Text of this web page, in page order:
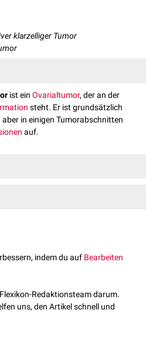
klarzelliger Tumor
ist ein Ovarialtumor, der an der
steht. Er ist grundsätzlich
aber in einigen Tumorabschnitten
auf.
und von grauweißer Farbe. Sie kann
Tumorteile mit normaler
die von Zell- und
abgeflachten Epithelzellen
. Das
erscheint daher klar bis leicht
Faserelementen
aufweisen kann.
Klarzellen in Form von
indem du auf Bearbeiten
Redaktionsteam darum.
uns, den Artikel schnell und